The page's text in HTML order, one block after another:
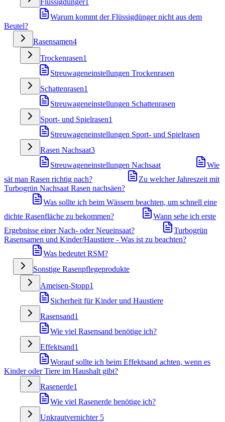
Flüssigdünger1
Warum kommt der Flüssigdünger nicht aus dem
Beutel?
Rasensamen4
Trockenrasen1
Streuwageneinstellungen Trockenrasen
Schattenrasen1
Streuwageneinstellungen Schattenrasen
Sport- und Spielrasen1
Streuwageneinstellungen Sport- und Spielrasen
Rasen Nachsaat3
Streuwageneinstellungen Nachsaat
Wie
sät man Rasen richtig nach?
Zu welcher Jahreszeit mit
Turbogrün Nachsaat Rasen nachsäen?
Was sollte ich beim Wässern beachten, um schnell eine
dichte Rasenfläche zu bekommen?
Wann sehe ich erste
Ergebnisse einer Nach- oder Neueinsaat?
Turbogrün
Rasensamen und Kinder/Haustiere - Was ist zu beachten?
Was bedeutet RSM?
Sonstige Rasenpflegeprodukte
Ameisen-Stopp1
Sicherheit für Kinder und Haustiere
Rasensand1
Wie viel Rasensand benötige ich?
Effektsand1
Worauf sollte ich beim Effektsand achten, wenn es
Kinder oder Tiere im Haushalt gibt?
Rasenerde1
Wie viel Rasenerde benötige ich?
Unkrautvernichter 5